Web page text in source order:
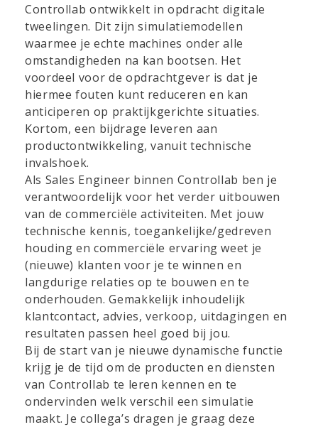
Controllab ontwikkelt in opdracht digitale
tweelingen. Dit zijn simulatiemodellen
waarmee je echte machines onder alle
omstandigheden na kan bootsen. Het
voordeel voor de opdrachtgever is dat je
hiermee fouten kunt reduceren en kan
anticiperen op praktijkgerichte situaties.
Kortom, een bijdrage leveren aan
productontwikkeling, vanuit technische
invalshoek.
Als Sales Engineer binnen Controllab ben je
verantwoordelijk voor het verder uitbouwen
van de commerciële activiteiten. Met jouw
technische kennis, toegankelijke/gedreven
houding en commerciële ervaring weet je
(nieuwe) klanten voor je te winnen en
langdurige relaties op te bouwen en te
onderhouden. Gemakkelijk inhoudelijk
klantcontact, advies, verkoop, uitdagingen en
resultaten passen heel goed bij jou.
Bij de start van je nieuwe dynamische functie
krijg je de tijd om de producten en diensten
van Controllab te leren kennen en te
ondervinden welk verschil een simulatie
maakt. Je collega’s dragen je graag deze